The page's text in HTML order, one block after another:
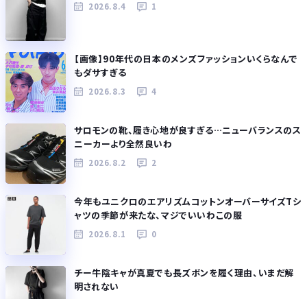
2026.8.4 1
【画像】90年代の日本のメンズファッションいくらなんで
もダサすぎる
2026.8.3 4
サロモンの靴、履き心地が良すぎる…ニューバランスのス
ニーカーより全然良いわ
2026.8.2 2
今年もユニクロのエアリズムコットンオーバーサイズTシ
ャツの季節が来たな、マジでいいわこの服
2026.8.1 0
チー牛陰キャが真夏でも長ズボンを履く理由、いまだ解
明されない